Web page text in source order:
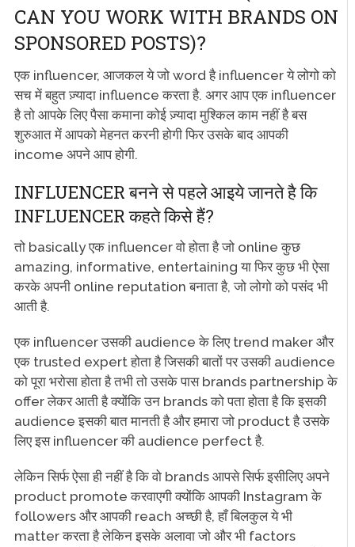
CAN YOU WORK WITH BRANDS ON
SPONSORED POSTS)?
एक influencer, आजकल ये जो word है influencer ये लोगो को
सच में बहुत ज़्यादा influence करता है. अगर आप एक influencer
है तो आपके लिए पैसा कमाना कोई ज़्यादा मुश्किल काम नहीं है बस
शुरुआत में आपको मेहनत करनी होगी फिर उसके बाद आपकी
income अपने आप होगी.
INFLUENCER बनने से पहले आइये जानते है कि
INFLUENCER कहते किसे हैं?
तो basically एक influencer वो होता है जो online कुछ
amazing, informative, entertaining या फिर कुछ भी ऐसा
करके अपनी online reputation बनाता है, जो लोगो को पसंद भी
आती है.
एक influencer उसकी audience के लिए trend maker और
एक trusted expert होता है जिसकी बातों पर उसकी audience
को पूरा भरोसा होता है तभी तो उसके पास brands partnership के
offer लेकर आती है क्योंकि उन brands को पता होता है कि इसकी
audience इसकी बात मानती है और हमारा जो product है उसके
लिए इस influencer की audience perfect है.
लेकिन सिर्फ ऐसा ही नहीं है कि वो brands आपसे सिर्फ इसीलिए अपने
product promote करवाएगी क्योंकि आपकी Instagram के
followers और आपकी reach अच्छी है, हाँ बिलकुल ये भी
matter करता है लेकिन इसके अलावा जो और भी factors